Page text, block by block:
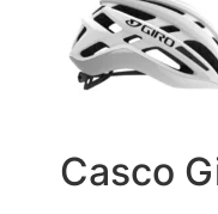
Casco